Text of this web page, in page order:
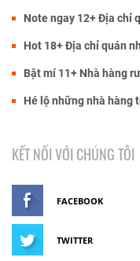
Note ngay 12+ Địa chỉ
Hot 18+ Địa chỉ quán
Bật mí 11+ Nhà hàng
Hé lộ những nhà hàng
KẾT NỐI VỚI CHÚNG TÔI
FACEBOOK
TWITTER